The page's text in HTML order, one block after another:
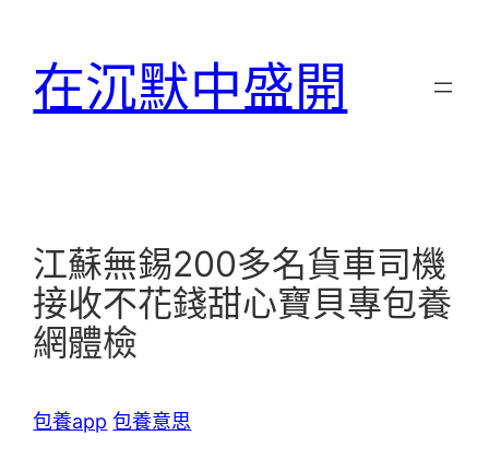
在沉默中盛開
江蘇無錫200多名貨車司機
接收不花錢甜心寶貝專包養
網體檢
包養app 包養意思